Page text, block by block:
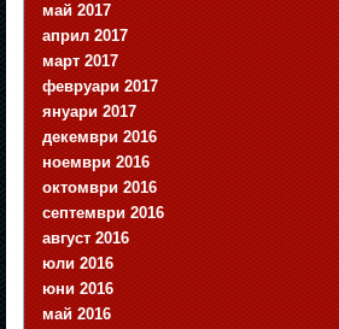
май 2017
април 2017
март 2017
февруари 2017
януари 2017
декември 2016
ноември 2016
октомври 2016
септември 2016
август 2016
юли 2016
юни 2016
май 2016